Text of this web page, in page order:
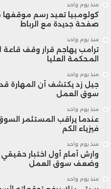
منذ يوم واحد
كولومبيا تعيد رسم موقفها
صفحة جديدة مع الرباط
منذ يوم واحد
ترامب يهاجم قرار وقف قاعة
المحكمة العليا
منذ يوم واحد
جيل زد يكتشف أن المهارة
سوق العمل
منذ يوم واحد
عندما يراقب المستثمر
فيزياء الكم
منذ يوم واحد
وارش أمام أول اختبار
وضعف سوق العمل
منذ يوم واحد